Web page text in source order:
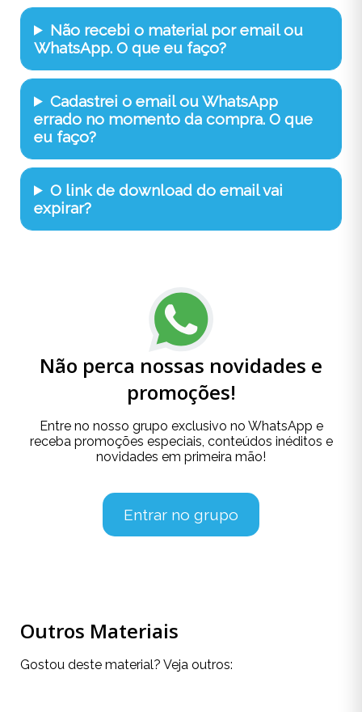
Não recebi o material por email ou
WhatsApp. O que eu faço?
Cadastrei o email ou WhatsApp
errado no momento da compra. O que
eu faço?
O link de download do email vai
expirar?
Não perca nossas novidades e
promoções!
Entre no nosso grupo exclusivo no WhatsApp e
receba promoções especiais, conteúdos inéditos e
novidades em primeira mão!
Entrar no grupo
Outros Materiais
Gostou deste material? Veja outros: